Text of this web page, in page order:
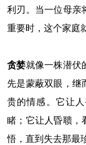
利刃。当一位母亲
重要时，这个家庭
贪婪就像一株潜伏
先是蒙蔽双眼，继
贵的情感。它让
睹；它让人昏聩，
悟，直到失去那最